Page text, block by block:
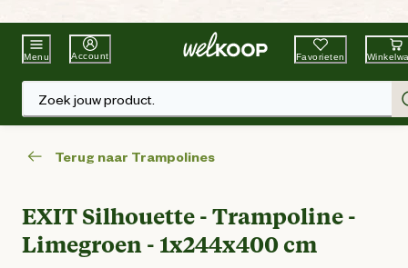
Beste WinkelketenTuin & Dier
Menu Account Favorieten
Zoek jouw product.
Terug naar Trampolines
EXIT Silhouette - Trampoline -
Limegroen - 1x244x400 cm